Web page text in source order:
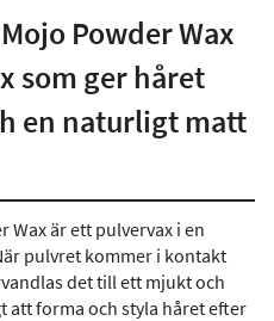
Powder Wax
som ger håret
en naturligt matt
är ett pulvervax i en
pulvret kommer i kontakt
det till ett mjukt och
att forma och styla håret efter